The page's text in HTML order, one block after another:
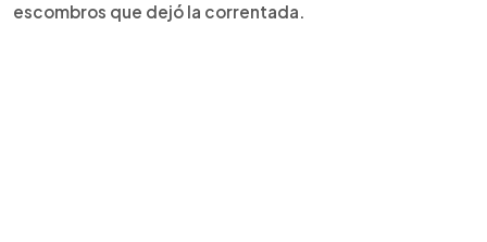
escombros que dejó la correntada.